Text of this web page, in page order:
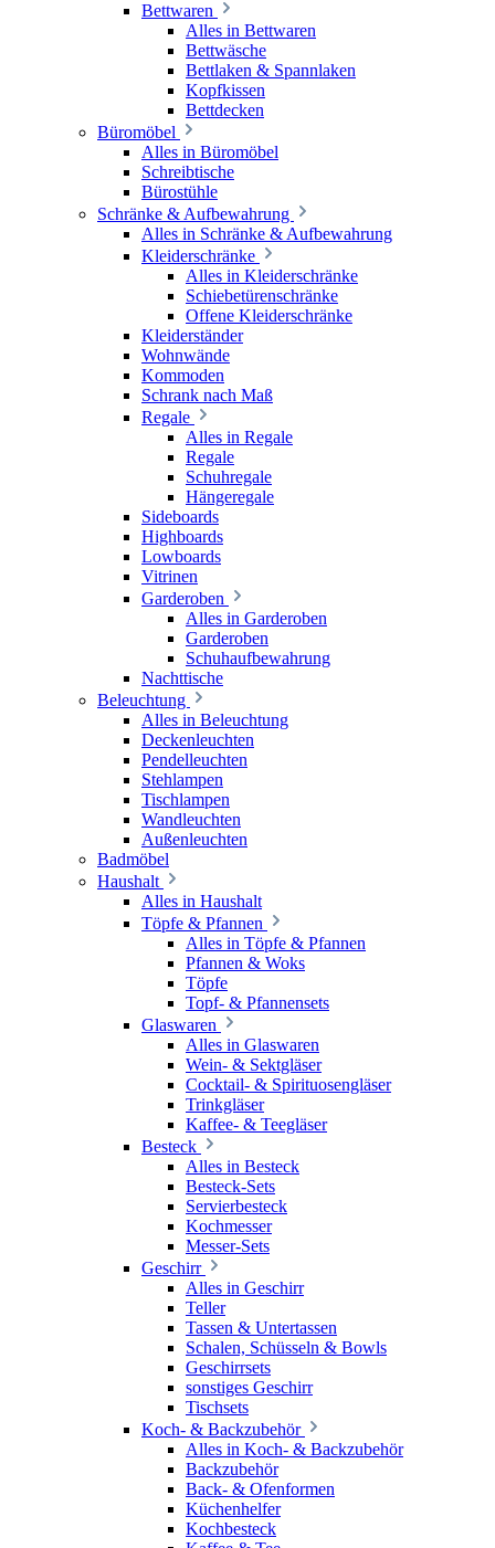
Bettwaren
Alles in Bettwaren
Bettwäsche
Bettlaken & Spannlaken
Kopfkissen
Bettdecken
Büromöbel
Alles in Büromöbel
Schreibtische
Bürostühle
Schränke & Aufbewahrung
Alles in Schränke & Aufbewahrung
Kleiderschränke
Alles in Kleiderschränke
Schiebetürenschränke
Offene Kleiderschränke
Kleiderständer
Wohnwände
Kommoden
Schrank nach Maß
Regale
Alles in Regale
Regale
Schuhregale
Hängeregale
Sideboards
Highboards
Lowboards
Vitrinen
Garderoben
Alles in Garderoben
Garderoben
Schuhaufbewahrung
Nachttische
Beleuchtung
Alles in Beleuchtung
Deckenleuchten
Pendelleuchten
Stehlampen
Tischlampen
Wandleuchten
Außenleuchten
Badmöbel
Haushalt
Alles in Haushalt
Töpfe & Pfannen
Alles in Töpfe & Pfannen
Pfannen & Woks
Töpfe
Topf- & Pfannensets
Glaswaren
Alles in Glaswaren
Wein- & Sektgläser
Cocktail- & Spirituosengläser
Trinkgläser
Kaffee- & Teegläser
Besteck
Alles in Besteck
Besteck-Sets
Servierbesteck
Kochmesser
Messer-Sets
Geschirr
Alles in Geschirr
Teller
Tassen & Untertassen
Schalen, Schüsseln & Bowls
Geschirrsets
sonstiges Geschirr
Tischsets
Koch- & Backzubehör
Alles in Koch- & Backzubehör
Backzubehör
Back- & Ofenformen
Küchenhelfer
Kochbesteck